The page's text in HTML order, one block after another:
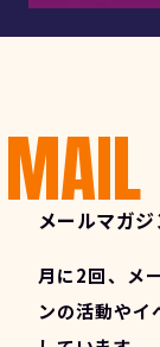
MAIL
メールマガ
月に2回、メ
ンの活動やイ